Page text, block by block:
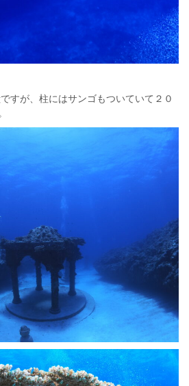
すが、柱にはサンゴもついていて２０